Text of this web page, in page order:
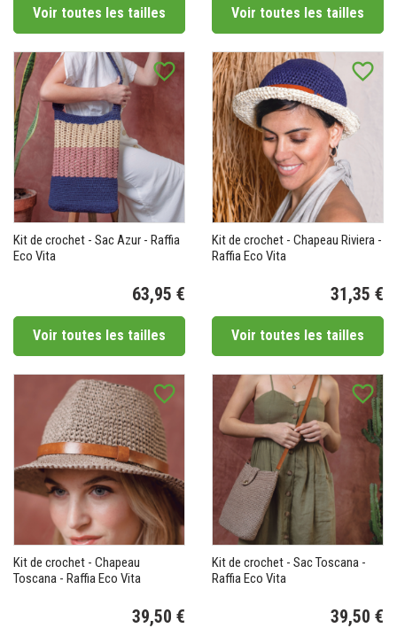
(2 avis)
Voir toutes les tailles Voir toutes les tailles
favorite_border
Kit de crochet - Sac Azur - Raffia
Eco Vita
63,95 €
Voir toutes les tailles
favorite_border
Kit de crochet - Chapeau Riviera -
Raffia Eco Vita
31,35 €
Voir toutes les tailles
favorite_border
Kit de crochet - Chapeau
Toscana - Raffia Eco Vita
39,50 €
favorite_border
Kit de crochet - Sac Toscana -
Raffia Eco Vita
39,50 €